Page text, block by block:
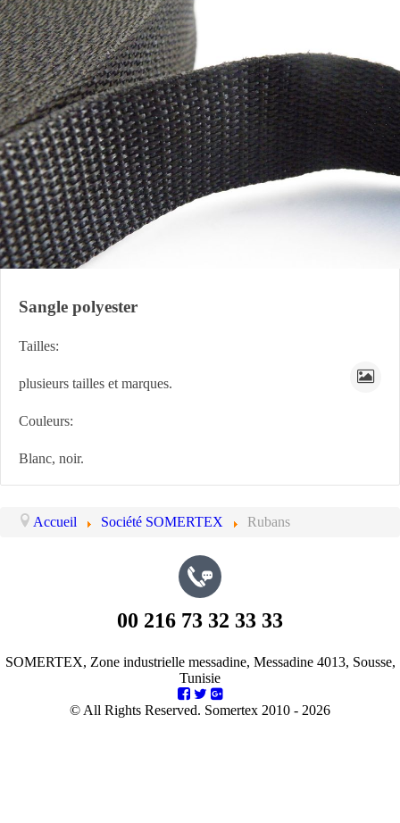
Sangle polyester
Tailles:
plusieurs tailles et marques.
Couleurs:
Blanc, noir.
Accueil Société SOMERTEX Rubans
00 216 73 32 33 33
SOMERTEX, Zone industrielle messadine, Messadine 4013, Sousse,
Tunisie
© All Rights Reserved. Somertex 2010 - 2026